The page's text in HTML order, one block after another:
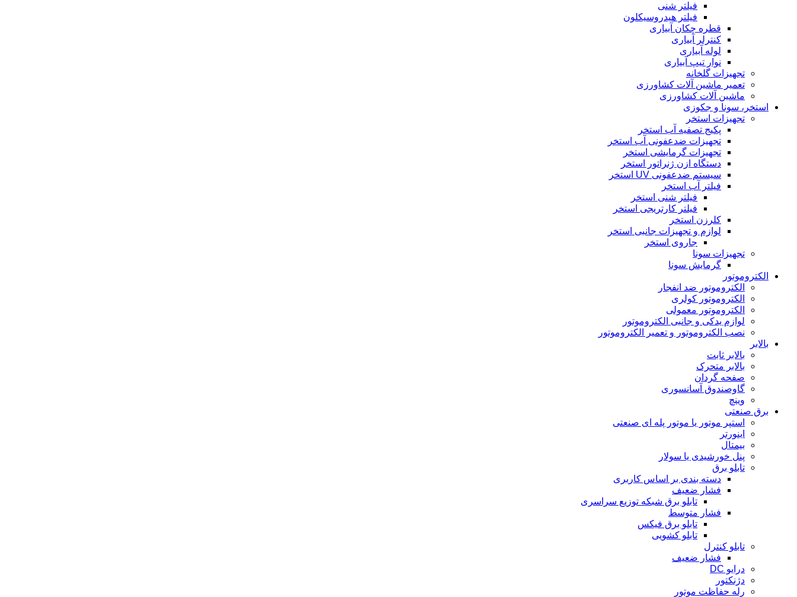
فیلتر شنی
فیلتر هیدروسیکلون
قطره چکان آبیاری
کنترلر آبیاری
لوله آبیاری
نوار تیپ آبیاری
تجهیزات گلخانه
تعمیر ماشین آلات کشاورزی
ماشین آلات کشاورزی
استخر، سونا و جکوزی
تجهیزات استخر
پکیج تصفیه آب استخر
تجهیزات ضدعفونی آب استخر
تجهیزات گرمایشی استخر
دستگاه ازن ژنراتور استخر
سیستم ضدعفونی UV استخر
فیلتر آب استخر
فیلتر شنی استخر
فیلتر کارتریجی استخر
کلرزن استخر
لوازم و تجهیزات جانبی استخر
جاروی استخر
تجهیزات سونا
گرمایش سونا
الکتروموتور
الکتروموتور ضد انفجار
الکتروموتور کولری
الکتروموتور معمولی
لوازم یدکی و جانبی الکتروموتور
نصب الکتروموتور و تعمیر الکتروموتور
بالابر
بالابر ثابت
بالابر متحرک
صفحه گردان
گاوصندوق آسانسوری
وینچ
برق صنعتی
استپر موتور یا موتور پله ای صنعتی
اینورتر
بیمتال
پنل خورشیدی یا سولار
تابلو برق
دسته بندی بر اساس کاربری
فشار ضعیف
تابلو برق شبکه توزیع سراسری
فشار متوسط
تابلو برق فیکس
تابلو کشویی
تابلو کنترل
فشار ضعیف
درایو DC
دژنکتور
رله حفاظت موتور